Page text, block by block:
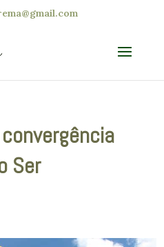
convergência
Ser